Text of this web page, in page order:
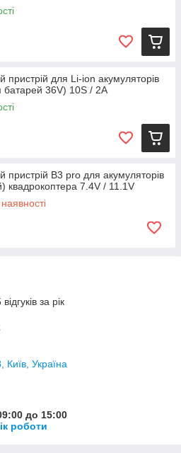
пристрій для Li-ion акумуляторів
батарей 36V) 10S / 2A
пристрій B3 pro для акумуляторів
квадрокоптера 7.4V / 11.1V
за рік
Київ, Україна
до 15:00
роботи